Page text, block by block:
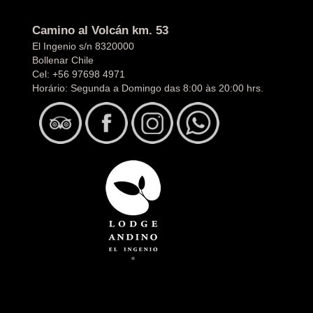
Camino al Volcán km. 53
El Ingenio s/n 8320000
Bollenar Chile
Cel: +56 97698 4971
Horário: Segunda a Domingo das 8:00 às 20:00 hrs.